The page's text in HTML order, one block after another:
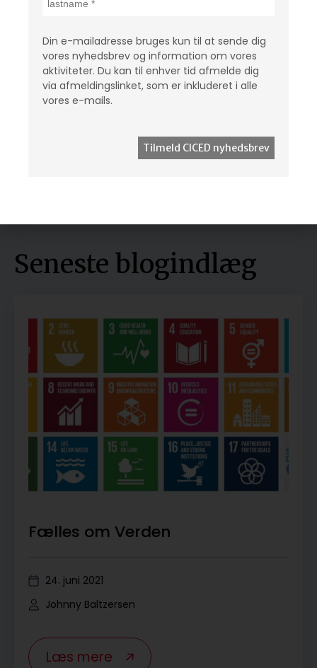
Konklusionen er klar: Uden hjælp til de fattigste
familier og billigere uddannelser vil uddannelse
fortsat være en fordel for de få frem for en chance
Del i dit netværk
Seneste blogindlæg
Fælles om Verden
24. juni 2021
Johnny Baltzersen
Læs mere
Din e-mailadresse bruges kun til at sende dig
vores nyhedsbrev og information om vores
aktiviteter. Du kan til enhver tid afmelde dig
via afmeldingslinket, som er inkluderet i alle
vores e-mails.